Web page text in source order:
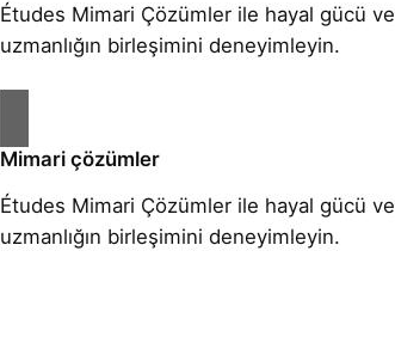
Études Mimari Çözümler ile hayal gücü ve
uzmanlığın birleşimini deneyimleyin.
Mimari çözümler
Études Mimari Çözümler ile hayal gücü ve
uzmanlığın birleşimini deneyimleyin.